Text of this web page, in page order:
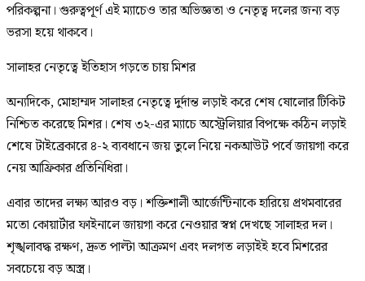
পরিকল্পনা। গুরুত্বপূর্ণ এই ম্যাচেও তার অভিজ্ঞতা ও নেতৃত্ব দলের জন্য বড়
ভরসা হয়ে থাকবে।
সালাহর নেতৃত্বে ইতিহাস গড়তে চায় মিশর
অন্যদিকে, মোহাম্মদ সালাহর নেতৃত্বে দুর্দান্ত লড়াই করে শেষ ষোলোর টিকিট
নিশ্চিত করেছে মিশর। শেষ ৩২-এর ম্যাচে অস্ট্রেলিয়ার বিপক্ষে কঠিন লড়াই
শেষে টাইব্রেকারে ৪-২ ব্যবধানে জয় তুলে নিয়ে নকআউট পর্বে জায়গা করে
নেয় আফ্রিকার প্রতিনিধিরা।
এবার তাদের লক্ষ্য আরও বড়। শক্তিশালী আর্জেন্টিনাকে হারিয়ে প্রথমবারের
মতো কোয়ার্টার ফাইনালে জায়গা করে নেওয়ার স্বপ্ন দেখছে সালাহর দল।
শৃঙ্খলাবদ্ধ রক্ষণ, দ্রুত পাল্টা আক্রমণ এবং দলগত লড়াইই হবে মিশরের
সবচেয়ে বড় অস্ত্র।